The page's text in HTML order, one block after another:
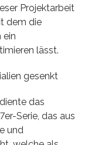
Projektarbeit
dem die
ein
lässt.
gesenkt
das
Serie, das aus
und